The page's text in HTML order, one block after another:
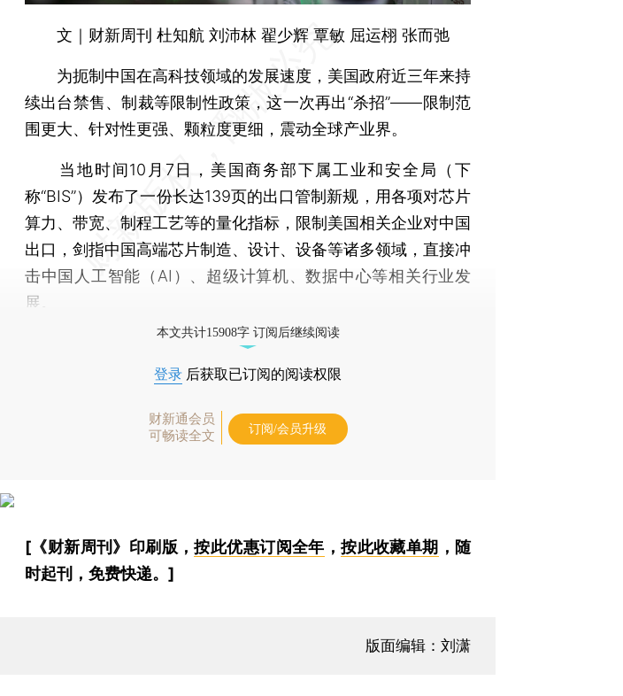
文｜财新周刊 杜知航 刘沛林 翟少辉 覃敏 屈运栩 张而弛
为扼制中国在高科技领域的发展速度，美国政府近三年来持
续出台禁售、制裁等限制性政策，这一次再出“杀招”——限制范
围更大、针对性更强、颗粒度更细，震动全球产业界。
当地时间10月7日，美国商务部下属工业和安全局（下
称“BIS”）发布了一份长达139页的出口管制新规，用各项对芯片
算力、带宽、制程工艺等的量化指标，限制美国相关企业对中国
出口，剑指中国高端芯片制造、设计、设备等诸多领域，直接冲
击中国人工智能（AI）、超级计算机、数据中心等相关行业发
展。
本文共计15908字 订阅后继续阅读
登录 后获取已订阅的阅读权限
财新通会员
可畅读全文
订阅/会员升级
[《财新周刊》印刷版，按此优惠订阅全年 ，按此收藏单期 ，随
时起刊，免费快递。]
版面编辑：刘潇